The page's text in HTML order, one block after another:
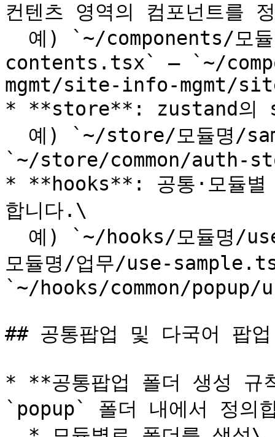
컨텐츠 영역의 컴포넌트를
contents.tsx` — `~/
mgmt/site-info-mgmt/
* **store**: zustand의
`~/store/common/auth-
* **hooks**: 공통·모듈별
합니다.\
모듈명/업무/use-
`~/hooks/common/
## 공통팝업 및 다국어 팝업
* **공통팝업 폴더 생성 규
`popup` 폴더 내에서 정의